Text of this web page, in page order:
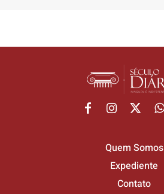
Quem Somos
Expediente
Contato